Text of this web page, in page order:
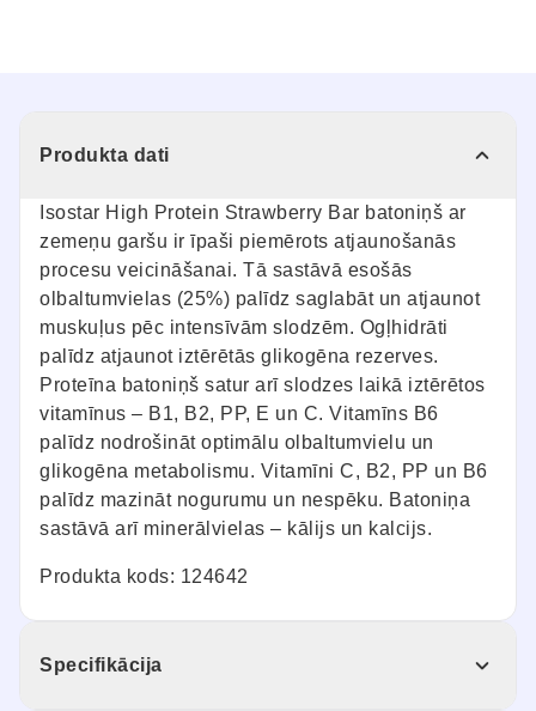
Produkta dati
Isostar High Protein Strawberry Bar batoniņš ar
zemeņu garšu ir īpaši piemērots atjaunošanās
procesu veicināšanai. Tā sastāvā esošās
olbaltumvielas (25%) palīdz saglabāt un atjaunot
muskuļus pēc intensīvām slodzēm. Ogļhidrāti
palīdz atjaunot iztērētās glikogēna rezerves.
Proteīna batoniņš satur arī slodzes laikā iztērētos
vitamīnus – B1, B2, PP, E un C. Vitamīns B6
palīdz nodrošināt optimālu olbaltumvielu un
glikogēna metabolismu. Vitamīni C, B2, PP un B6
palīdz mazināt nogurumu un nespēku. Batoniņa
sastāvā arī minerālvielas – kālijs un kalcijs.
Produkta kods: 124642
Specifikācija